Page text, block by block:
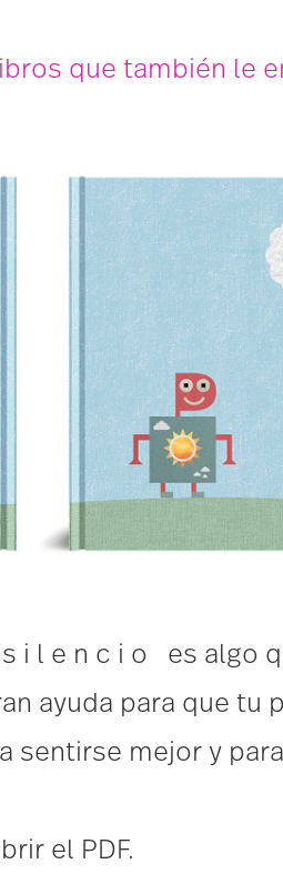
que también le
i l e n c i o es algo
ayuda para que tu
sentirse mejor y
el PDF.